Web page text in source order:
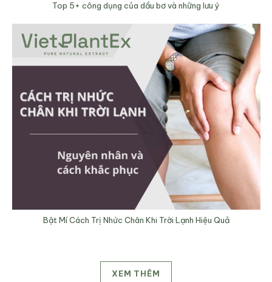
Top 5+ công dụng của dầu bơ và những lưu ý
Bật Mí Cách Trị Nhức Chân Khi Trời Lạnh Hiệu Quả
XEM THÊM